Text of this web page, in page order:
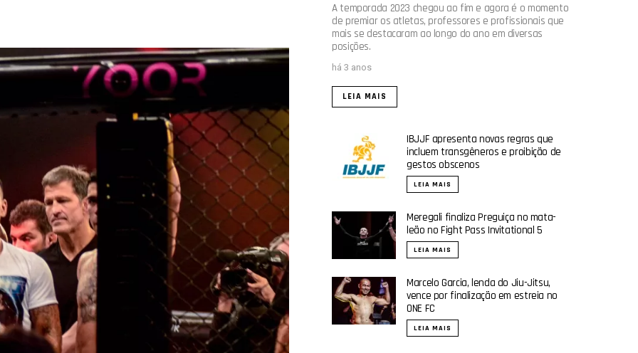
A temporada 2023 chegou ao fim e agora é o momento
de premiar os atletas, professores e profissionais que
mais se destacaram ao longo do ano em diversas
posições.
há 3 anos
LEIA MAIS
IBJJF apresenta novas regras que
incluem transgêneros e proibição de
gestos obscenos
LEIA MAIS
Meregali finaliza Preguiça no mata-
leão no Fight Pass Invitational 5
LEIA MAIS
Marcelo Garcia, lenda do Jiu-Jitsu,
vence por finalização em estreia no
ONE FC
LEIA MAIS